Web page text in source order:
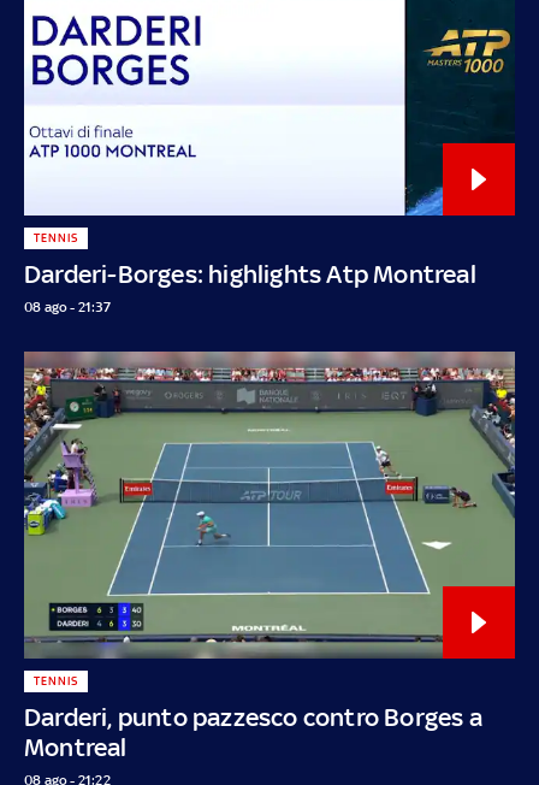
Darderi-Borges: highlights Atp Montreal
TENNIS
08 ago - 21:37
Darderi, punto pazzesco contro Borges a
Montreal
TENNIS
08 ago - 21:22